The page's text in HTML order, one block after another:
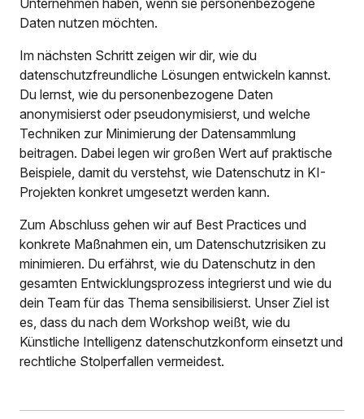
Unternehmen haben, wenn sie personenbezogene
Daten nutzen möchten.
Im nächsten Schritt zeigen wir dir, wie du
datenschutzfreundliche Lösungen entwickeln kannst.
Du lernst, wie du personenbezogene Daten
anonymisierst oder pseudonymisierst, und welche
Techniken zur Minimierung der Datensammlung
beitragen. Dabei legen wir großen Wert auf praktische
Beispiele, damit du verstehst, wie Datenschutz in KI-
Projekten konkret umgesetzt werden kann.
Zum Abschluss gehen wir auf Best Practices und
konkrete Maßnahmen ein, um Datenschutzrisiken zu
minimieren. Du erfährst, wie du Datenschutz in den
gesamten Entwicklungsprozess integrierst und wie du
dein Team für das Thema sensibilisierst. Unser Ziel ist
es, dass du nach dem Workshop weißt, wie du
Künstliche Intelligenz datenschutzkonform einsetzt und
rechtliche Stolperfallen vermeidest.